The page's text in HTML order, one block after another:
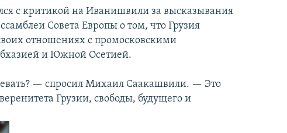
с критикой на Иванишвили за высказывания
Совета Европы о том, что Грузия
отношениях с промосковскими
и Южной Осетией.
— спросил Михаил Саакашвили. — Это
Грузии, свободы, будущего и